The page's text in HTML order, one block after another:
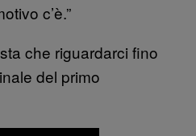
c’è.”
che riguardarci fino
del primo